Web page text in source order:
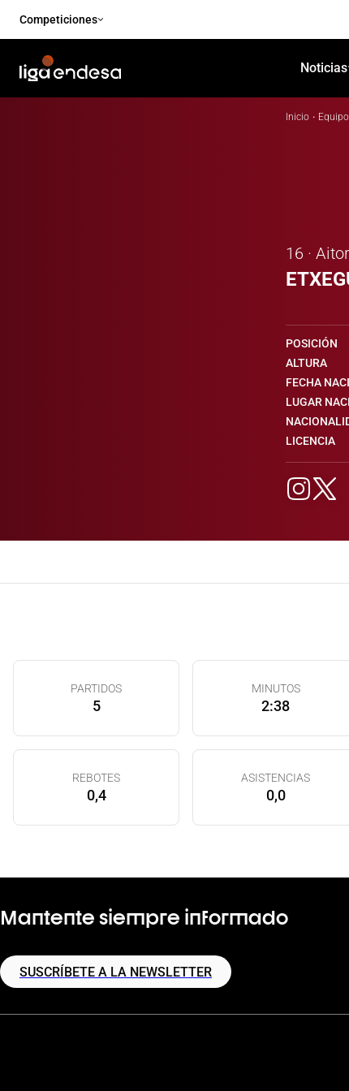
Competiciones
Noticias
Inicio ·
16 · Aitor
POSICIÓN
ALTURA
FECHA
LUGAR
LICENCIA
PARTIDOS
5
MINUTOS
2:38
REBOTES
0,4
ASISTENCIAS
0,0
Mantente siempre informado
SUSCRÍBETE A LA NEWSLETTER